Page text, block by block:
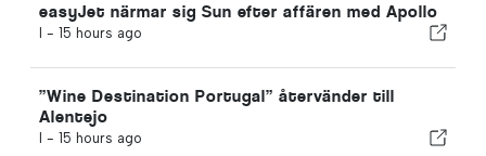
easyJet närmar sig Sun efter affären med Apollo
I - 15 hours ago
”Wine Destination Portugal” återvänder till
Alentejo
I - 15 hours ago